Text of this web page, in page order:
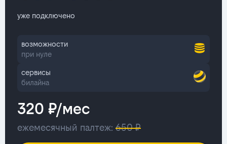
уже подключено
возможности
при нуле
сервисы
билайна
320 ₽/мес
ежемесячный палтеж: 650 ₽